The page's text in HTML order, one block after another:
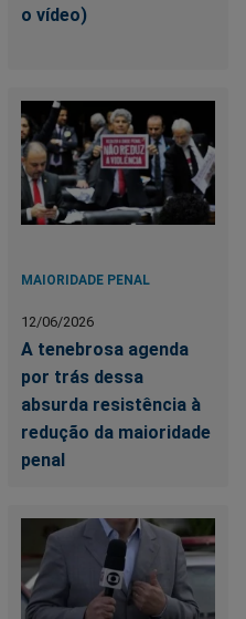
o vídeo)
MAIORIDADE PENAL
12/06/2026
A tenebrosa agenda
por trás dessa
absurda resistência à
redução da maioridade
penal